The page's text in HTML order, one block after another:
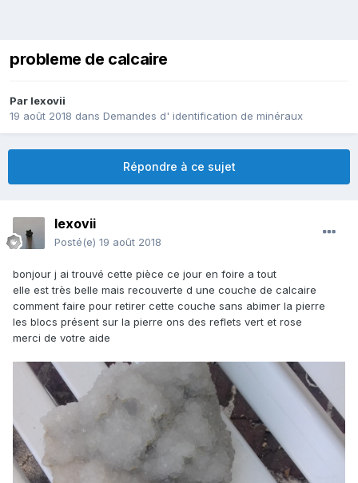
probleme de calcaire
Par lexovii
19 août 2018 dans Demandes d' identification de minéraux
Répondre à ce sujet
lexovii
Posté(e) 19 août 2018
bonjour j ai trouvé cette pièce ce jour en foire a tout
elle est très belle mais recouverte d une couche de calcaire
comment faire pour retirer cette couche sans abimer la pierre
les blocs présent sur la pierre ons des reflets vert et rose
merci de votre aide